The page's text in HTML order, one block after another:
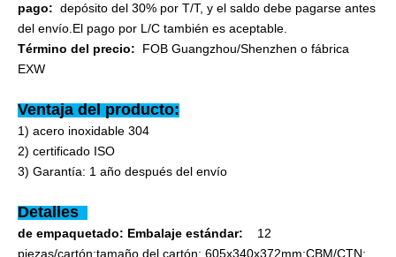
pago: depósito del 30% por T/T, y el saldo debe pagarse antes
del envío.El pago por L/C también es aceptable.
Término del precio:
FOB Guangzhou/Shenzhen o fábrica
EXW
Ventaja del producto:
1) acero inoxidable 304
2) certificado ISO
3) Garantía: 1 año después del envío
Detalles
de empaquetado: Embalaje estándar:
12
piezas/cartón;tamaño del cartón: 605x340x372mm;CBM/CTN: